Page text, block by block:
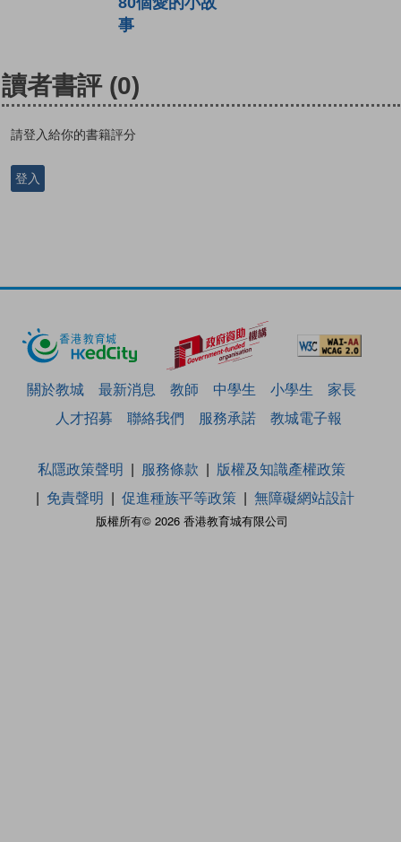
事
讀者書評 (0)
請登入給你的書籍評分
登入
關於教城 最新消息 教師 中學生 小學生
家長
人才招募
聯絡我們 服務承諾 教城電子報
版權所有© 2026 香港教育城有限公司
私隱政策聲明 服務條款
版權及知識產權政策
免責聲明
促進種族平等政策 無障礙網站設計